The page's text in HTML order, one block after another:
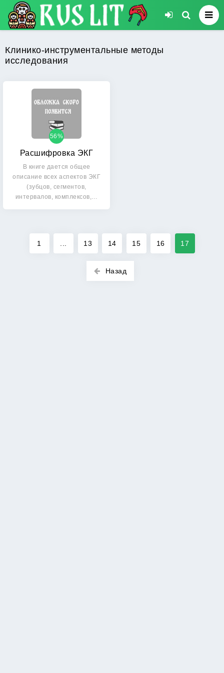
Клинико-инструментальные методы
исследования
Расшифровка ЭКГ
56%
В книге дается общее
описание всех аспектов ЭКГ
(зубцов, сегментов,
интервалов, комплексов,…
Назад
1 13 14 15 16 17